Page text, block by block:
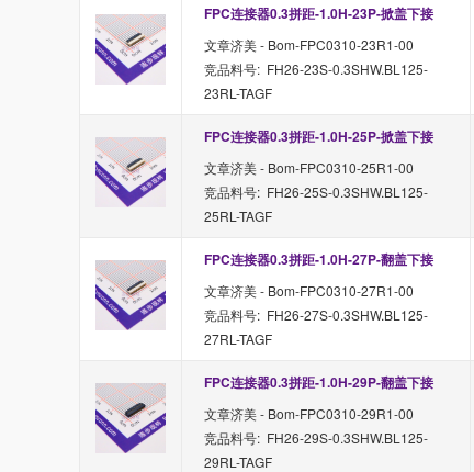
FPC连接器0.3拼距-1.0H-23P-掀盖下接
文章济美 - Bom-FPC0310-23R1-00
竞品料号: FH26-23S-0.3SHW.BL125-
23RL-TAGF
FPC连接器0.3拼距-1.0H-25P-掀盖下接
文章济美 - Bom-FPC0310-25R1-00
竞品料号: FH26-25S-0.3SHW.BL125-
25RL-TAGF
FPC连接器0.3拼距-1.0H-27P-翻盖下接
文章济美 - Bom-FPC0310-27R1-00
竞品料号: FH26-27S-0.3SHW.BL125-
27RL-TAGF
FPC连接器0.3拼距-1.0H-29P-翻盖下接
文章济美 - Bom-FPC0310-29R1-00
竞品料号: FH26-29S-0.3SHW.BL125-
29RL-TAGF